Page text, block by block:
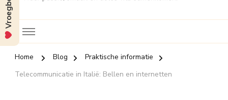
Home Blog
Praktische informatie
Telecommunicatie in Italië: Bellen en internetten